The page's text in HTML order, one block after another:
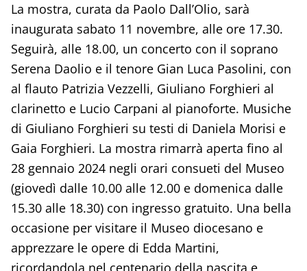
La mostra, curata da Paolo Dall’Olio, sarà
inaugurata sabato 11 novembre, alle ore 17.30.
Seguirà, alle 18.00, un concerto con il soprano
Serena Daolio e il tenore Gian Luca Pasolini, con
al flauto Patrizia Vezzelli, Giuliano Forghieri al
clarinetto e Lucio Carpani al pianoforte. Musiche
di Giuliano Forghieri su testi di Daniela Morisi e
Gaia Forghieri. La mostra rimarrà aperta fino al
28 gennaio 2024 negli orari consueti del Museo
(giovedì dalle 10.00 alle 12.00 e domenica dalle
15.30 alle 18.30) con ingresso gratuito. Una bella
occasione per visitare il Museo diocesano e
apprezzare le opere di Edda Martini,